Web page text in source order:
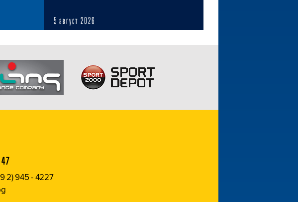
5 август 2026
2) 945 - 4227